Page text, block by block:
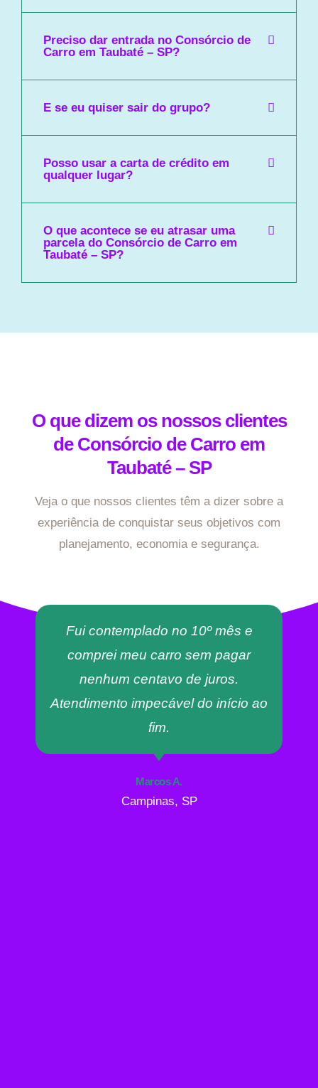
Preciso dar entrada no Consórcio de
Carro em Taubaté – SP?
E se eu quiser sair do grupo?
Posso usar a carta de crédito em
qualquer lugar?
O que acontece se eu atrasar uma
parcela do Consórcio de Carro em
Taubaté – SP?
O que dizem os nossos clientes
de Consórcio de Carro em
Taubaté – SP
Veja o que nossos clientes têm a dizer sobre a
experiência de conquistar seus objetivos com
planejamento, economia e segurança.
Fui contemplado no 10º mês e
comprei meu carro sem pagar
nenhum centavo de juros.
Atendimento impecável do início ao
fim.
Marcos A.
Campinas, SP